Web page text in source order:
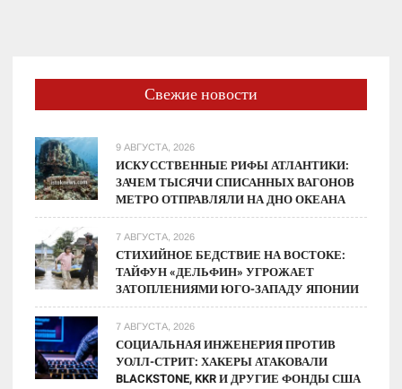
быстро
Свежие новости
9 АВГУСТА, 2026
ИСКУССТВЕННЫЕ РИФЫ АТЛАНТИКИ:
ЗАЧЕМ ТЫСЯЧИ СПИСАННЫХ ВАГОНОВ
МЕТРО ОТПРАВЛЯЛИ НА ДНО ОКЕАНА
7 АВГУСТА, 2026
СТИХИЙНОЕ БЕДСТВИЕ НА ВОСТОКЕ:
ТАЙФУН «ДЕЛЬФИН» УГРОЖАЕТ
ЗАТОПЛЕНИЯМИ ЮГО-ЗАПАДУ ЯПОНИИ
7 АВГУСТА, 2026
СОЦИАЛЬНАЯ ИНЖЕНЕРИЯ ПРОТИВ
УОЛЛ-СТРИТ: ХАКЕРЫ АТАКОВАЛИ
BLACKSTONE, KKR И ДРУГИЕ ФОНДЫ США